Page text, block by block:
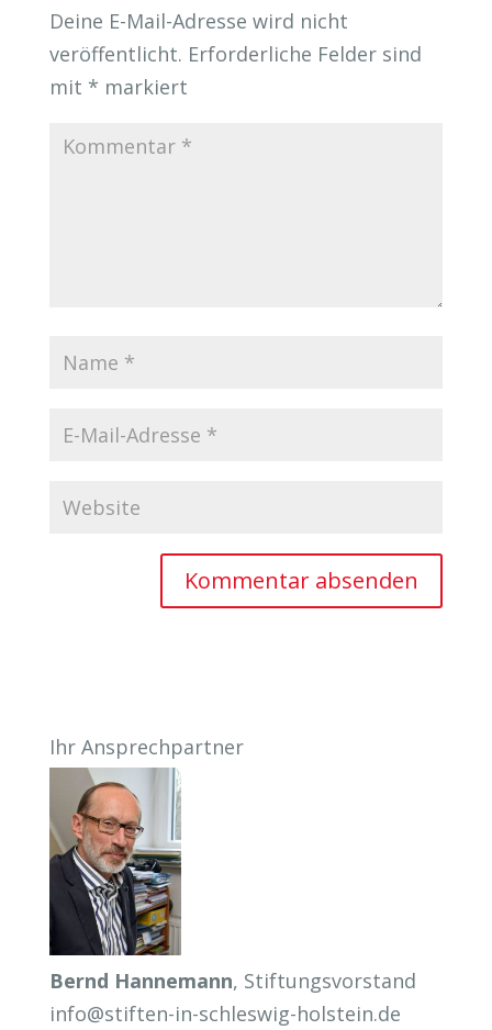
Deine E-Mail-Adresse wird nicht
veröffentlicht. Erforderliche Felder sind
mit * markiert
Ihr Ansprechpartner
Bernd Hannemann, Stiftungsvorstand
info@stiften-in-schleswig-holstein.de